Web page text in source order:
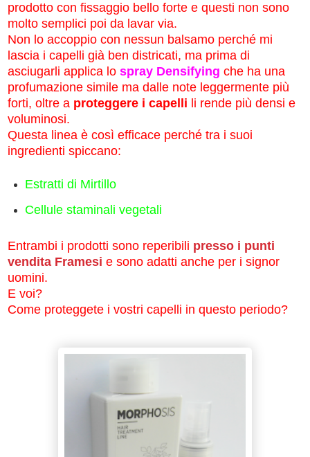
prodotto con fissaggio bello forte e questi non sono
molto semplici poi da lavar via.
Non lo accoppio con nessun balsamo perché mi
lascia i capelli già ben districati, ma prima di
asciugarli applica lo spray Densifying che ha una
profumazione simile ma dalle note leggermente più
forti, oltre a proteggere i capelli li rende più densi e
voluminosi.
Questa linea è così efficace perché tra i suoi
ingredienti spiccano:
Estratti di Mirtillo
Cellule staminali vegetali
Entrambi i prodotti sono reperibili presso i punti
vendita Framesi e sono adatti anche per i signor
uomini.
E voi?
Come proteggete i vostri capelli in questo periodo?